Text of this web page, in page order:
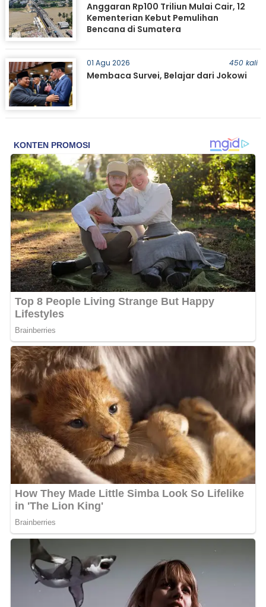
Anggaran Rp100 Triliun Mulai Cair, 12
Kementerian Kebut Pemulihan
Bencana di Sumatera
01 Agu 2026 450 kali
Membaca Survei, Belajar dari Jokowi